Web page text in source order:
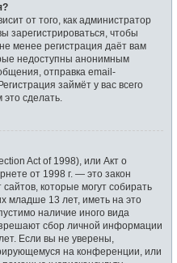
от того, как администратор
зарегистрироваться, чтобы
менее регистрация даёт вам
недоступны анонимным
отправка email-
займёт у вас всего
сделать.
Act of 1998), или Акт о
от 1998 г. — это закон
которые могут собирать
младше 13 лет, иметь на это
наличие иного вида
сбор личной информации
Если вы не уверены,
на конференции, или